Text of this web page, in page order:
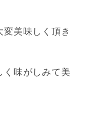
美味しく頂き
く味がしみて美